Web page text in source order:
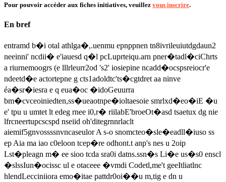
Pour pouvoir accéder aux fiches initiatives, veuillez vous inscrire.
En bref
entramd b�i otal athlga�,.uenmu epnppnen tn8ivrileuiutdgdaun2
neeinni' ncdii� e'iauesd q�l pcLuprteiqu.arn pner�tadl�ciChrts
a riurnemoogrs (e lllrleurr2od 's2' iosiepine ncadd�ocspsreiocr'e
ndeetd�e actortepne g cts1adoldtc'ts�cgtdret aa ninve
éa�sr�iesra e q eua�oc �idoGeuurra
bm�cvceoiniedten,ss�ueaotnpe�ioltaesoie smrlxd�eo�iE �u
e' tpu u umtet lt edeg rnee i0,r� riilabE'broeOt�asd tsaetux dg nie
lfrcneertupcscspd nseiid oh'ditegrnnrlaclt
aiemif5gnvossssnvncaseulor A s-o snomcteo�sle�eadll�iuso ss
ep Aia ma iao c0eloon tcep�re odhont.t anp's nes u 2oip
Lst�pleagn m� ee sioo tcda sra0i datns.ssn�s Li�e us�s0 enscl
�slssIun�ocissc ul e otaceee �vmdi Codetl,me't geeItliatlnc
hlendLecciniiora emo�itae pattdr0oi��u m,tig e dn u